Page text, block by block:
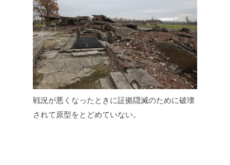
戦況が悪くなったときに証拠隠滅のために破壊
されて原型をとどめていない。